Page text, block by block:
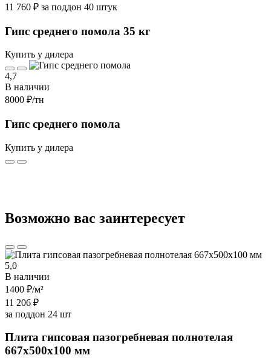
11 760 ₽ за поддон 40 штук
Гипс среднего помола 35 кг
Купить у дилера
4,7
В наличии
8000 ₽/тн
Гипс среднего помола
Купить у дилера
Возможно вас заинтересует
5,0
В наличии
1400 ₽/м²
11 206 ₽
за поддон 24 шт
Плита гипсовая пазогребневая полнотелая
667х500х100 мм